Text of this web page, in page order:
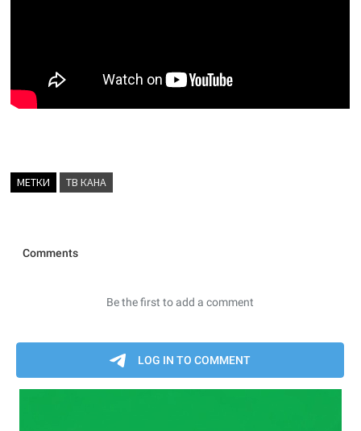
МЕТКИ ТВ КАНА